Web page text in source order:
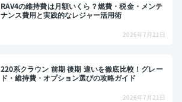
RAV4の維持費は月額いくら？燃費・税金・メンテ
ナンス費用と実践的なレジャー活用術
2026年7月21日
220系クラウン 前期 後期 違いを徹底比較！グレー
ド・維持費・オプション選びの攻略ガイド
2026年7月21日